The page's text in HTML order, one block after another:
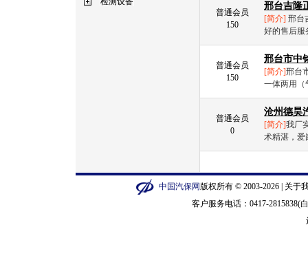
普通会员
150
邢台吉隆
[简介] 邢台
好的售后
普通会员
150
邢台市中
[简介]邢台
一体两用（
普通会员
0
沧州德昊
[简介]我厂
术精湛，爱
中国汽保网版权所有 © 2003-2026 | 关于
客户服务电话：0417-